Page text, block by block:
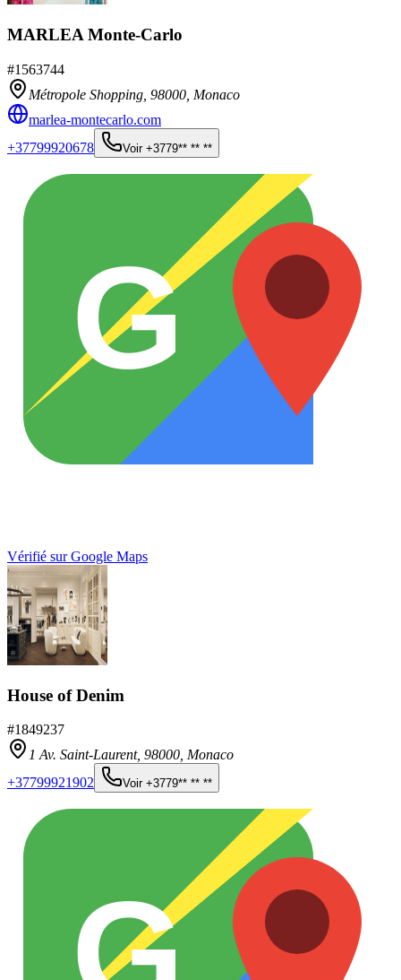
MARLEA Monte-Carlo
#1563744
Métropole Shopping, 98000 Monaco
marlea-montecarlo.com
+37799920678
Voir +3779** ** **
G
Vérifié sur Google Maps
House of Denim
#1849237
1 Av. Saint-Laurent, 98000 Monaco
+37799921902
Voir +3779** ** **